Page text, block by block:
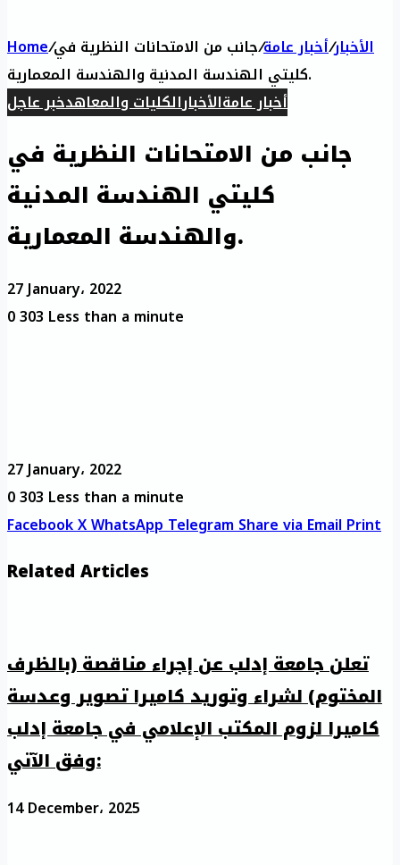
Home/ الأخبار/أخبار عامة/جانب من الامتحانات النظرية في
كليتي الهندسة المدنية والهندسة المعمارية.
أخبار عامةالأخبارالكليات والمعاهدخبر عاجل
جانب من الامتحانات النظرية في
كليتي الهندسة المدنية
والهندسة المعمارية.
27 January، 2022
0303 Less than a minute
27 January، 2022
0303 Less than a minute
FacebookXWhatsAppTelegramShare via EmailPrint
Related Articles
تعلن جامعة إدلب عن إجراء مناقصة (بالظرف
المختوم) لشراء وتوريد كاميرا تصوير وعدسة
كاميرا لزوم المكتب الإعلامي في جامعة إدلب
وفق الآتي:
14 December، 2025